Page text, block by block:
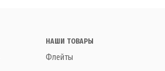
НАШИ ТОВАРЫ
Флейты